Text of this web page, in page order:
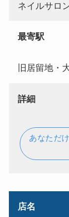
ネイルサロ
最寄駅
旧居留地・
詳細
あなただ
店名